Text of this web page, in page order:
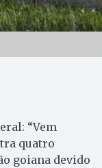
“Vem
quatro
goiana devido